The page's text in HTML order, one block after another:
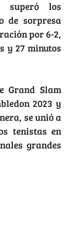
superó los
de sorpresa
por 6-2,
y 27 minutos
Grand Slam
2023 y
se unió a
tenistas en
grandes